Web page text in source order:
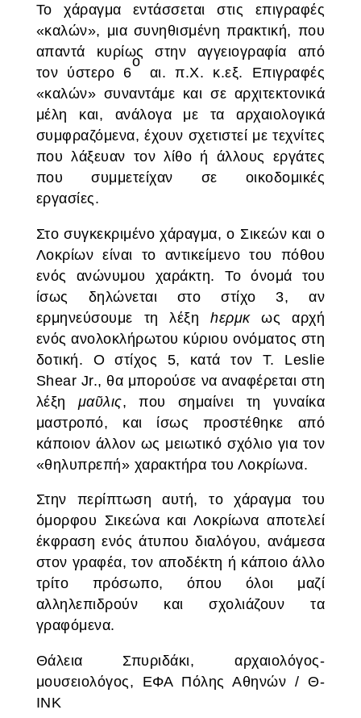
Το χάραγμα εντάσσεται στις επιγραφές
«καλών», μια συνηθισμένη πρακτική, που
απαντά κυρίως στην αγγειογραφία από
τον ύστερο 6
ο
αι. π.Χ. κ.εξ. Επιγραφές
«καλών» συναντάμε και σε αρχιτεκτονικά
μέλη και, ανάλογα με τα αρχαιολογικά
συμφραζόμενα, έχουν σχετιστεί με τεχνίτες
που λάξευαν τον λίθο ή άλλους εργάτες
που συμμετείχαν σε οικοδομικές
εργασίες.
Στο συγκεκριμένο χάραγμα, ο Σικεών και ο
Λοκρίων είναι το αντικείμενο του πόθου
ενός ανώνυμου χαράκτη. Το όνομά του
ίσως δηλώνεται στο στίχο 3, αν
ερμηνεύσουμε τη λέξηhερμκως αρχή
ενός ανολοκλήρωτου κύριου ονόματος στη
δοτική. Ο στίχος 5, κατά τον T. Leslie
Shear Jr., θα μπορούσε να αναφέρεται στη
λέξη μαῦλις, που σημαίνει τη γυναίκα
μαστροπό, και ίσως προστέθηκε από
κάποιον άλλον ως μειωτικό σχόλιο για τον
«θηλυπρεπή» χαρακτήρα του Λοκρίωνα.
Στην περίπτωση αυτή, το χάραγμα του
όμορφου Σικεώνα και Λοκρίωνα αποτελεί
έκφραση ενός άτυπου διαλόγου, ανάμεσα
στον γραφέα, τον αποδέκτη ή κάποιο άλλο
τρίτο πρόσωπο, όπου όλοι μαζί
αλληλεπιδρούν και σχολιάζουν τα
γραφόμενα.
Θάλεια Σπυριδάκι, αρχαιολόγος-
μουσειολόγος, ΕΦΑ Πόλης Αθηνών / Θ-
ΙΝΚ